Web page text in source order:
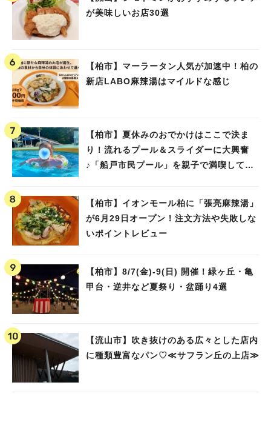
が美味しいお店30選
【柏市】マーラータン人気が加速中！柏の
新店LABO麻辣湯はマイルドな感じ
【柏市】夏休みのおでかけはここで決ま
り！流れるプール＆スライダーに大興奮
♪「船戸市民プール」を親子で満喫してき
【柏市】イオンモール柏に「張亮麻辣湯」
が6月29日オープン！注文方法や失敗しな
いポイントレビュー
【柏市】8/7(金)‐9(日) 開催！緑ヶ丘・亀
甲台・逆井など夏祭り・盆踊り4選
【流山市】吹き抜けのある広々とした店内
に種類豊富なパン♡≪サフラン丘の上店≫